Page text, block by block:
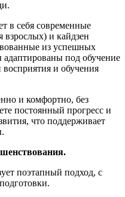
в себя современные
и кайдзен
из успешных
под обучение
и обучения
и комфортно, без
постоянный прогресс и
что поддерживает
поэтапный подход, с